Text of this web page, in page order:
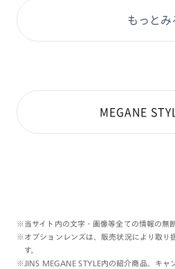
もっとみ
MEGANE
※当サイト内の文字・画像等全ての情報の無
※オプションレンズは、販売状況により取り
す。
※JINS MEGANE STYLE内の紹介商品、キャ